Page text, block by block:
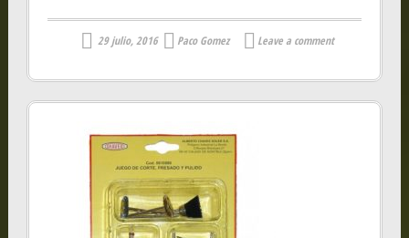
29 julio, 2016 Paco Gomez Leave a comment